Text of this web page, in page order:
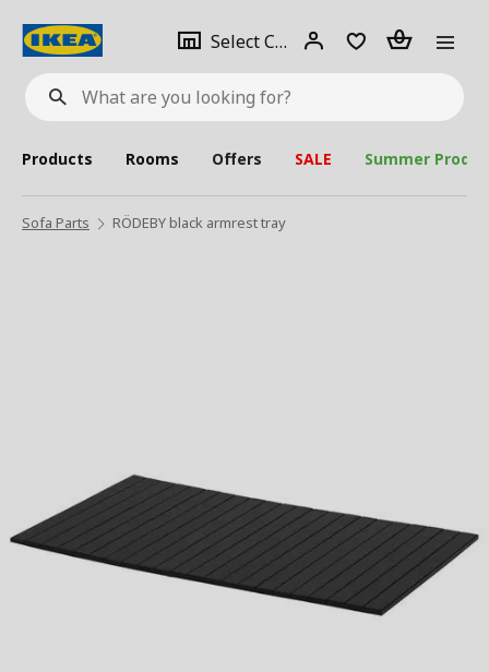
What
are
looking
for?
Select City Select
city
Login Piece(s)
Products Rooms Offers SALE Summer
Sofa Parts RÖDEBY black armrest tray